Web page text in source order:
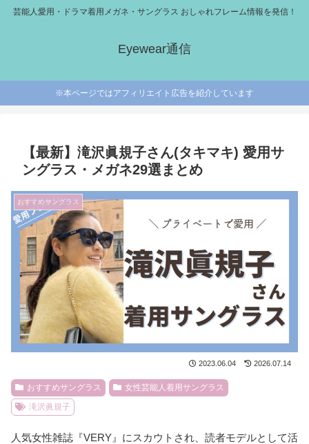
芸能人愛用・ドラマ着用メガネ・サングラス おしゃれフレーム情報を発信！
Eyewear通信
※本ページではアフィリエイト広告を紹介しています
【最新】滝沢眞規子さん(タキマキ) 愛用サ
ングラス・メガネ29選まとめ
おすすめサングラス
2023.06.04 2026.07.14
おすすめサングラス
女性芸能人着用サングラス
滝沢眞規子
人気女性雑誌『VERY』にスカウトされ、読者モデルとして活